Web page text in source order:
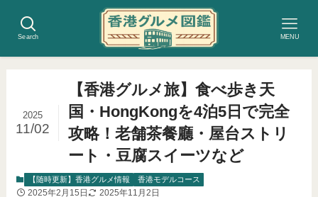
Search MENU
【香港グルメ旅】食べ歩き天
国・HongKongを4泊5日で完全
攻略！老舗茶餐廳・屋台ストリ
ート・豆腐スイーツなど
2025
11/02
【随時更新】香港グルメ情報 香港モデルコース
2025年2月15日 2025年11月2日